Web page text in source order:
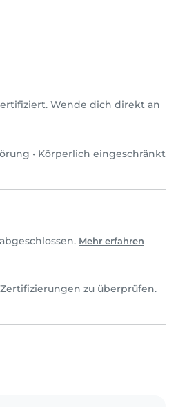
Wende dich direkt an
• Körperlich eingeschränkt
Mehr erfahren
zu überprüfen.